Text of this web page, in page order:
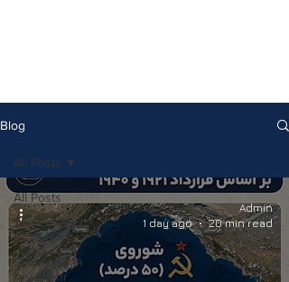
Blog
All Posts
The Great
Reza Shah
ShahanShah
Aryamehr
All Posts
Admin
1 day ago
20 min read